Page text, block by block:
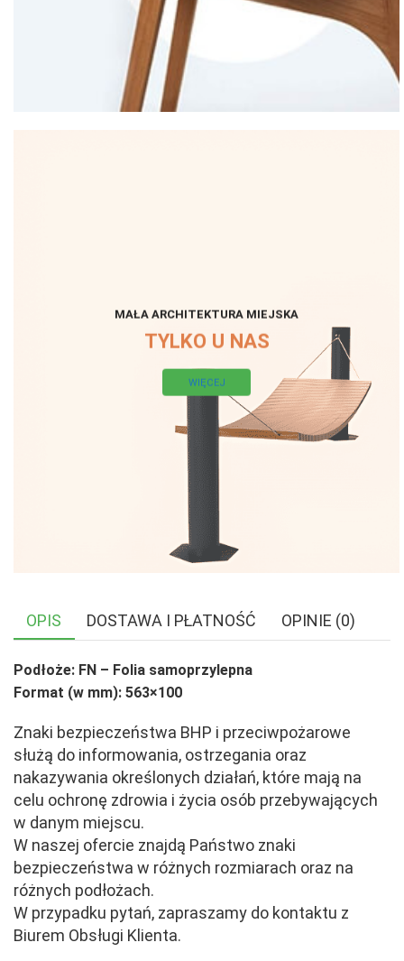
MAŁA ARCHITEKTURA MIEJSKA
TYLKO U NAS
WIĘCEJ
OPIS DOSTAWA I PŁATNOŚĆ OPINIE (0)
Podłoże: FN – Folia samoprzylepna
Format (w mm): 563×100
Znaki bezpieczeństwa BHP i przeciwpożarowe
służą do informowania, ostrzegania oraz
nakazywania określonych działań, które mają na
celu ochronę zdrowia i życia osób przebywających
w danym miejscu.
W naszej ofercie znajdą Państwo znaki
bezpieczeństwa w różnych rozmiarach oraz na
różnych podłożach.
W przypadku pytań, zapraszamy do kontaktu z
Biurem Obsługi Klienta.